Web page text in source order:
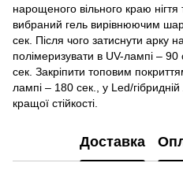
нарощеного вільного краю
вибраний гель вирівнюючим
сек. Після чого затиснути арку
полімеризувати в UV-лампі – 90
сек. Закріпити топовим
лампі – 180 сек., у Led/
кращої стійкості.
Доставка